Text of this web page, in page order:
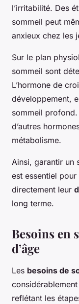
l’irritabilité. Des
sommeil peut
anxieux chez les
Sur le plan
sommeil sont
L’hormone de
développement,
sommeil
d’autres
métabolisme.
Ainsi, garantir un
est essentiel
directement leur
long terme.
Besoins en
d’âge
Les besoins de
reflétant les